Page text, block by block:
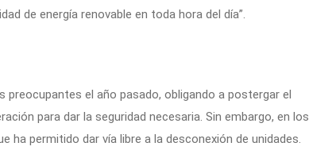
de energía renovable en toda hora del día”.
el año pasado, obligando a postergar el
para dar la seguridad necesaria. Sin embargo, en los
ha permitido dar vía libre a la desconexión de unidades.